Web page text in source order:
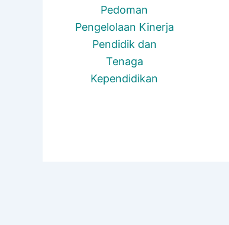
Pedoman
Pengelolaan Kinerja
Pendidik dan
Tenaga
Kependidikan